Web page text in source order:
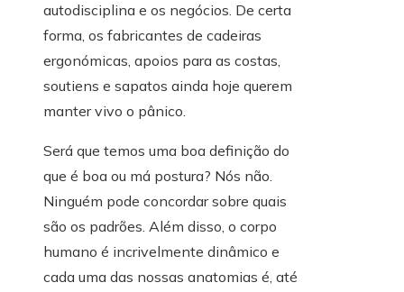
autodisciplina e os negócios. De certa
forma, os fabricantes de cadeiras
ergonómicas, apoios para as costas,
soutiens e sapatos ainda hoje querem
manter vivo o pânico.
Será que temos uma boa definição do
que é boa ou má postura? Nós não.
Ninguém pode concordar sobre quais
são os padrões. Além disso, o corpo
humano é incrivelmente dinâmico e
cada uma das nossas anatomias é, até